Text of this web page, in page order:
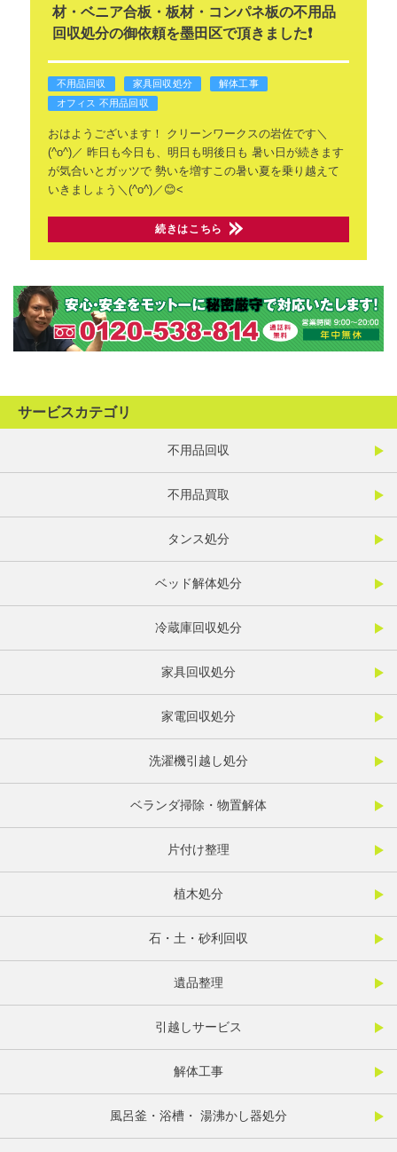
材・ベニア合板・板材・コンパネ板の不用品
回収処分の御依頼を墨田区で頂きました❗
不用品回収 家具回収処分
解体工事
オフィス 不用品回収
おはようございます！
クリーンワークスの岩佐です＼
(^o^)／ 昨日も今日も、明日も明後日も 暑い日が続きます
が気合いとガッツで勢いを増すこの暑い夏を乗り越えて
いきましょう＼(^o^)／😊<
続きはこちら
サービスカテゴリ
不用品回収
不用品買取
タンス処分
ベッド解体処分
冷蔵庫回収処分
家具回収処分
家電回収処分
洗濯機引越し処分
ベランダ掃除・物置解体
片付け整理
植木処分
石・土・砂利回収
遺品整理
引越しサービス
解体工事
風呂釜・浴槽・ 湯沸かし器処分